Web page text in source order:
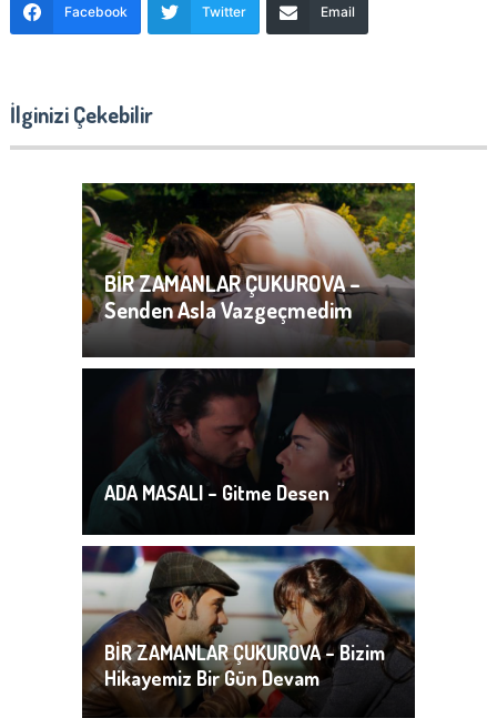
Facebook Twitter Email
İlginizi Çekebilir
BİR ZAMANLAR ÇUKUROVA –
Senden Asla Vazgeçmedim
ADA MASALI – Gitme Desen
BİR ZAMANLAR ÇUKUROVA – Bizim
Hikayemiz Bir Gün Devam
Edebilecek mi?